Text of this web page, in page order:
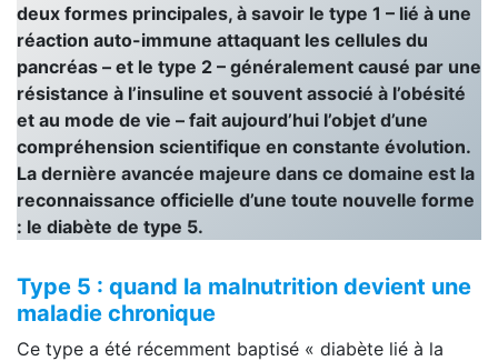
deux formes principales, à savoir le type 1 – lié à une
réaction auto-immune attaquant les cellules du
pancréas – et le type 2 – généralement causé par une
résistance à l’insuline et souvent associé à l’obésité
et au mode de vie – fait aujourd’hui l’objet d’une
compréhension scientifique en constante évolution.
La dernière avancée majeure dans ce domaine est la
reconnaissance officielle d’une toute nouvelle forme
: le diabète de type 5.
Type 5 : quand la malnutrition devient une
maladie chronique
Ce type a été récemment baptisé « diabète lié à la